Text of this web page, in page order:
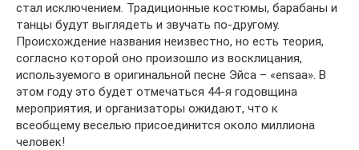
стал исключением. Традиционные костюмы, барабаны и
танцы будут выглядеть и звучать по-другому.
Происхождение названия неизвестно, но есть теория,
согласно которой оно произошло из восклицания,
используемого в оригинальной песне Эйса – «ensaa». В
этом году это будет отмечаться 44-я годовщина
мероприятия, и организаторы ожидают, что к
всеобщему веселью присоединится около миллиона
человек!